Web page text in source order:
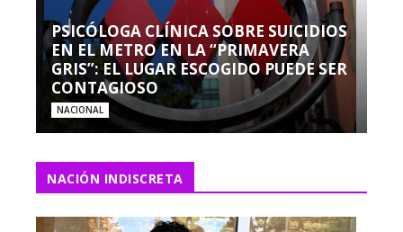
PSICÓLOGA CLÍNICA SOBRE SUICIDIOS
EN EL METRO EN LA “PRIMAVERA
GRIS”: EL LUGAR ESCOGIDO PUEDE SER
CONTAGIOSO
NACIONAL
NACIÓN INDISCRETA